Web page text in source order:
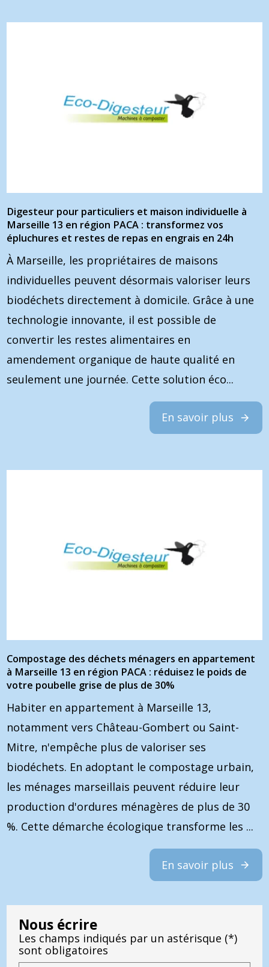
Digesteur pour particuliers et maison individuelle à
Marseille 13 en région PACA : transformez vos
épluchures et restes de repas en engrais en 24h
À Marseille, les propriétaires de maisons
individuelles peuvent désormais valoriser leurs
biodéchets directement à domicile. Grâce à une
technologie innovante, il est possible de
convertir les restes alimentaires en
amendement organique de haute qualité en
seulement une journée. Cette solution éco...
En savoir plus
Compostage des déchets ménagers en appartement
à Marseille 13 en région PACA : réduisez le poids de
votre poubelle grise de plus de 30%
Habiter en appartement à Marseille 13,
notamment vers Château-Gombert ou Saint-
Mitre, n'empêche plus de valoriser ses
biodéchets. En adoptant le compostage urbain,
les ménages marseillais peuvent réduire leur
production d'ordures ménagères de plus de 30
%. Cette démarche écologique transforme les ...
En savoir plus
Nous écrire
Les champs indiqués par un astérisque (*)
sont obligatoires